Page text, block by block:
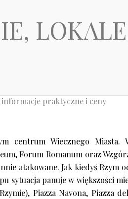
praktyczne i ceny
centrum Wiecznego
Forum Romanum oraz
atakowane. Jak kiedyś
sytuacja panuje w większości
Piazza Navona, Piazza